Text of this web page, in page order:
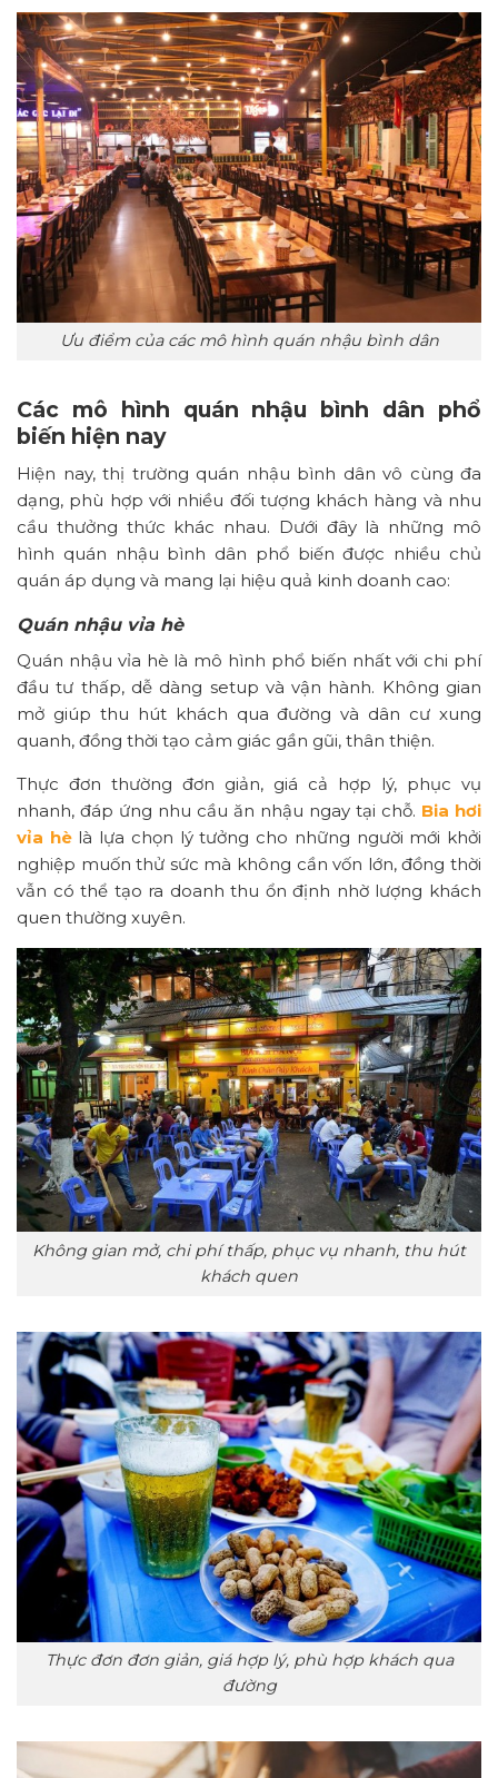
Ưu điểm của các mô hình quán nhậu bình dân
Các mô hình quán nhậu bình dân phổ
biến hiện nay
Hiện nay, thị trường quán nhậu bình dân vô cùng đa
dạng, phù hợp với nhiều đối tượng khách hàng và nhu
cầu thưởng thức khác nhau. Dưới đây là những mô
hình quán nhậu bình dân phổ biến được nhiều chủ
quán áp dụng và mang lại hiệu quả kinh doanh cao:
Quán nhậu vỉa hè
Quán nhậu vỉa hè là mô hình phổ biến nhất với chi phí
đầu tư thấp, dễ dàng setup và vận hành. Không gian
mở giúp thu hút khách qua đường và dân cư xung
quanh, đồng thời tạo cảm giác gần gũi, thân thiện.
Thực đơn thường đơn giản, giá cả hợp lý, phục vụ
nhanh, đáp ứng nhu cầu ăn nhậu ngay tại chỗ. Bia hơi
vỉa hèlà lựa chọn lý tưởng cho những người mới khởi
nghiệp muốn thử sức mà không cần vốn lớn, đồng thời
vẫn có thể tạo ra doanh thu ổn định nhờ lượng khách
quen thường xuyên.
Không gian mở, chi phí thấp, phục vụ nhanh, thu hút
khách quen
Thực đơn đơn giản, giá hợp lý, phù hợp khách qua
đường